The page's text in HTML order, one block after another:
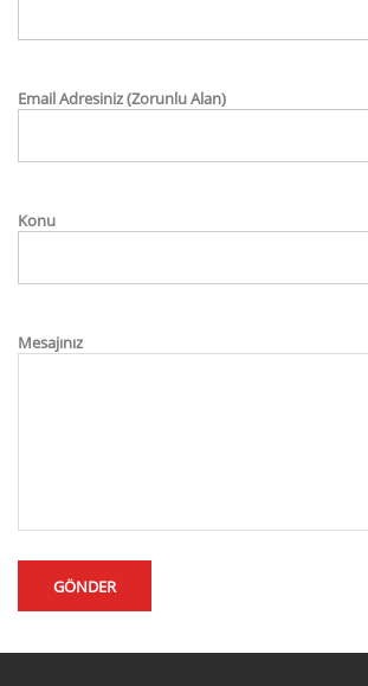
Email Adresiniz (Zorunlu Alan)
Konu
Mesajınız